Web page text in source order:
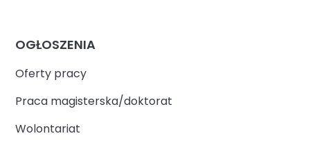
OGŁOSZENIA
Oferty pracy
Praca magisterska/doktorat
Wolontariat